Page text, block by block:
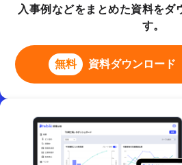
入事例などをまとめた資料をダ
す。
無料 資料ダウンロード